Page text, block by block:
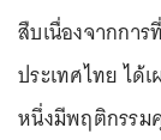
สืบเนื่องจากกา
ประเทศไทย ได้
หนึ่งมีพฤติกรรม